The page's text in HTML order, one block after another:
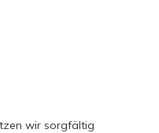
wir sorgfältig